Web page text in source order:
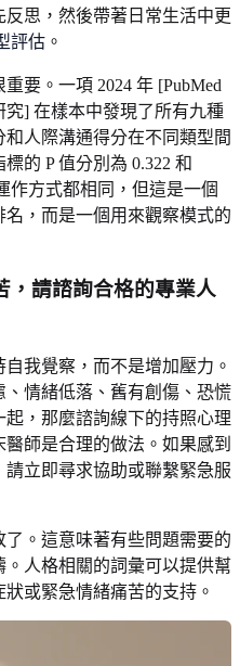
思，然後帶著日常生活中更
評估 。
要。一項 2024 年 [PubMed
] 在樣本中發現了所有九種
人際溝通得分在不同類型間
的 P 值分別為 0.322 和
作方式都相同，但這是一個
，而是一個用來觀察模式的
，請諮詢合格的專業人
我覺察，而不是增加壓力。
情緒低落、舊有創傷、恐慌
，那麼諮詢線下的持照心理
師是合理的做法。如果感到
立即尋求協助或聯繫緊急服
。這意味著有些問題需要的
人格相關的詞彙可以提供幫
或緊急情緒痛苦的支持。